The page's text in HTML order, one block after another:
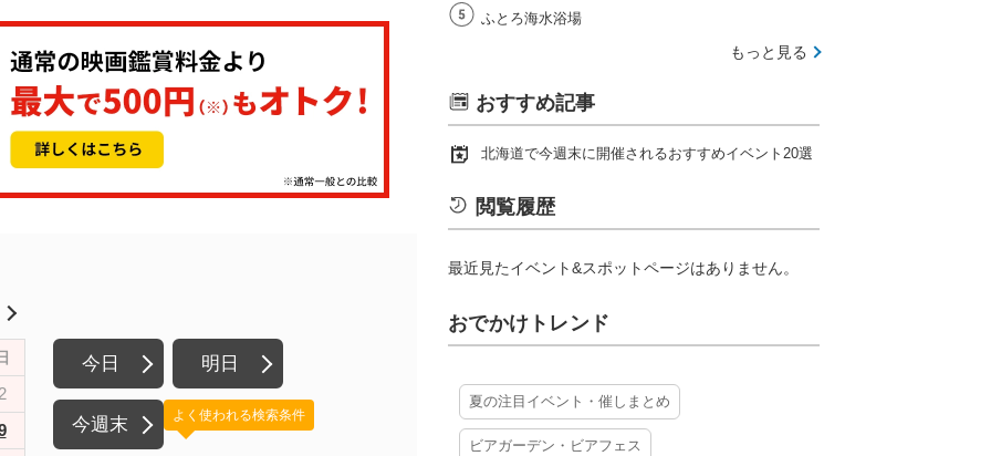
今日 明日
今週末 よく使われる検索条件
ふとろ海水浴場
もっと見る
おすすめ記事
北海道で今週末に開催されるおすすめイベント20選
閲覧履歴
最近見たイベント&スポットページはありません。
おでかけトレンド
夏の注目イベント・催しまとめ
ビアガーデン・ビアフェス